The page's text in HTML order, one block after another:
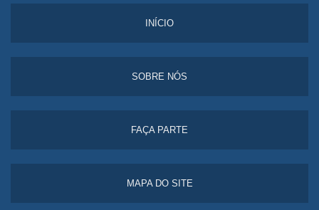
INÍCIO
SOBRE NÓS
FAÇA PARTE
MAPA DO SITE